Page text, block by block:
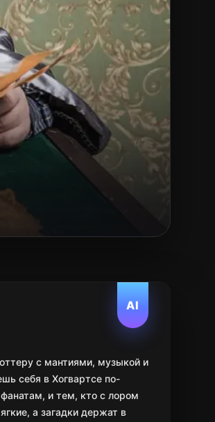
AI
с мантиями, музыкой и
себя в Хогвартсе по-
и тем, кто с лором
а загадки держат в